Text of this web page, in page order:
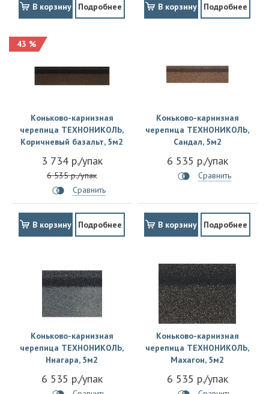
В корзину Подробнее В корзину Подробнее
43 %
Коньково-карнизная
черепица ТЕХНОНИКОЛЬ,
Коричневый базальт, 5м2
3 734 р./упак
6 535 р./упак
Сравнить
В корзину Подробнее
Коньково-карнизная
черепица ТЕХНОНИКОЛЬ,
Сандал, 5м2
6 535 р./упак
Сравнить
В корзину Подробнее
Коньково-карнизная
черепица ТЕХНОНИКОЛЬ,
Ниагара, 5м2
6 535 р./упак
Коньково-карнизная
черепица ТЕХНОНИКОЛЬ,
Махагон, 5м2
6 535 р./упак